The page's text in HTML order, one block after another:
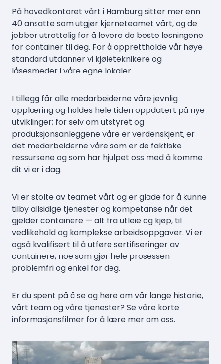
På hovedkontoret vårt i Hamburg sitter mer enn
40 ansatte som utgjør kjerneteamet vårt, og de
jobber utrettelig for å levere de beste løsningene
for container til deg. For å opprettholde vår høye
standard utdanner vi kjøleteknikere og
låsesmeder i våre egne lokaler.
I tillegg får alle medarbeiderne våre jevnlig
opplæring og holdes hele tiden oppdatert på nye
utviklinger; for selv om utstyret og
produksjonsanleggene våre er verdenskjent, er
det medarbeiderne våre som er de faktiske
ressursene og som har hjulpet oss med å komme
dit vi er i dag.
Vi er stolte av teamet vårt og er glade for å kunne
tilby allsidige tjenester og kompetanse når det
gjelder containere — alt fra utleie og kjøp, til
vedlikehold og komplekse arbeidsoppgaver. Vi er
også kvalifisert til å utføre sertifiseringer av
containere, noe som gjør hele prosessen
problemfri og enkel for deg.
Er du spent på å se og høre om vår lange historie,
vårt team og våre tjenester? Se våre korte
informasjonsfilmer for å lære mer om oss.